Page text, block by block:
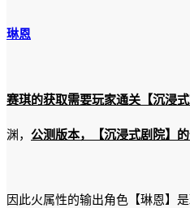
琳恩
赛琪的获取需要玩家通关【沉浸式
渊， 公测版本，【沉浸式剧院】
因此火属性的输出角色【琳恩】